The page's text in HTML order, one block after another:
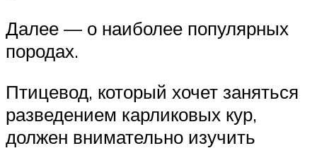
Далее — о наиболее популярных
породах.
Птицевод, который хочет заняться
разведением карликовых кур,
должен внимательно изучить